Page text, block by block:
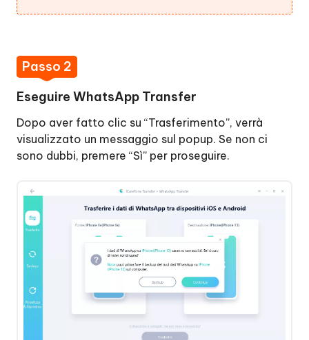
Passo 2
Eseguire WhatsApp Transfer
Dopo aver fatto clic su “Trasferimento”, verrà
visualizzato un messaggio sul popup. Se non ci
sono dubbi, premere “Sì” per proseguire.